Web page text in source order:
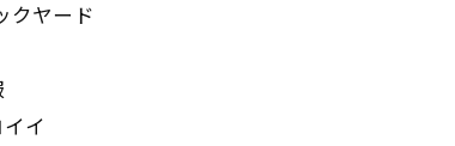
クヤード
イ